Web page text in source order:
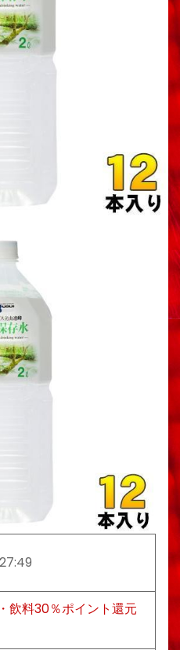
飲料30％ポイント還元